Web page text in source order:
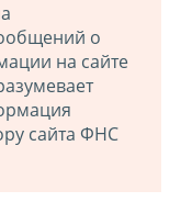
о
на сайте
сайта ФНС